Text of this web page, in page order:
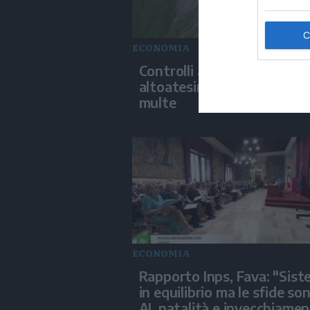
ECONOMIA
Controlli ai centauri sui
altoatesini: ecco le prime
multe
ECONOMIA
Rapporto Inps, Fava:
in equilibrio ma le sfide